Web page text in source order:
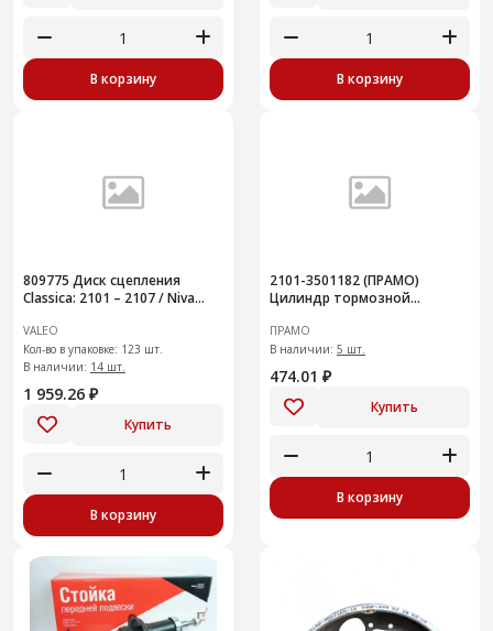
В корзину В корзину
809775 Диск сцепления
Classica: 2101 – 2107 / Niva
VALEO
Кол-во в упаковке: 123 шт.
В наличии: 14 шт.
1 959.26 ₽
Купить
В корзину
2101-3501182 (ПРАМО)
Цилиндр тормозной
внутренний правый для ВАЗ
2101
ПРАМО
В наличии: 5 шт.
474.01 ₽
Купить
В корзину